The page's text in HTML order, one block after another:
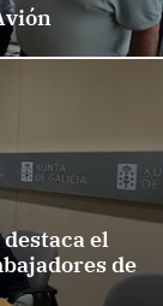
el
de